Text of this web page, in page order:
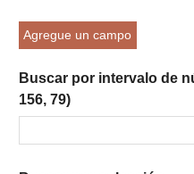
Agregue un campo
Buscar por intervalo de
156, 79)